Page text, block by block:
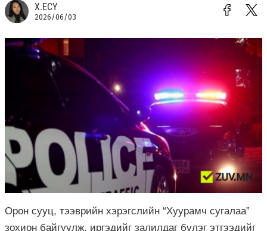
Х.ЕСҮ
2026/06/03
Орон сууц, тээврийн хэрэгслийн “Хуурамч сугалаа”
зохион байгуулж, иргэдийг залилдаг бүлэг этгээдийг